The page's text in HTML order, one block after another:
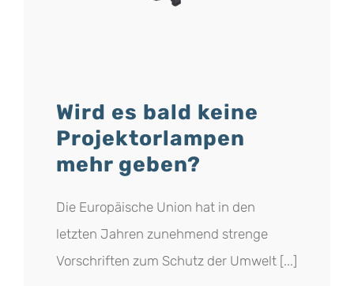
Wird es bald keine
Projektorlampen
mehr geben?
Die Europäische Union hat in den
letzten Jahren zunehmend strenge
Vorschriften zum Schutz der Umwelt [...]